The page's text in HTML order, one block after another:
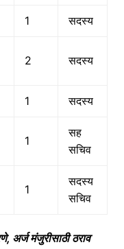
1 सदस्य
2 सदस्य
1 सदस्य
1
सह
सचिव
1
सदस्य
सचिव
अर्ज मंजुरीसाठी ठराव